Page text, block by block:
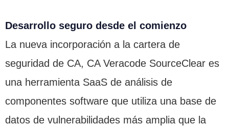
Desarrollo seguro desde el comienzo
La nueva incorporación a la cartera de
seguridad de CA, CA Veracode SourceClear es
una herramienta SaaS de análisis de
componentes software que utiliza una base de
datos de vulnerabilidades más amplia que la